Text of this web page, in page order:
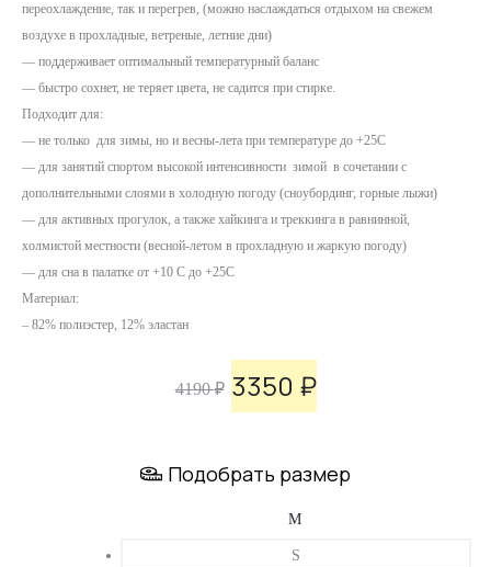
переохлаждение, так и перегрев, (можно наслаждаться отдыхом на свежем
воздухе в прохладные, ветреные, летние дни)
— поддерживает оптимальный температурный баланс
— быстро сохнет, не теряет цвета, не садится при стирке.
Подходит для:
— не только для зимы, но и весны-лета при температуре до +25С
— для занятий спортом высокой интенсивности зимой в сочетании с
дополнительными слоями в холодную погоду (сноубординг, горные лыжи)
— для активных прогулок, а также хайкинга и треккинга в равнинной,
холмистой местности (весной-летом в прохладную и жаркую погоду)
— для сна в палатке от +10 С до +25C
Материал:
– 82% полиэстер, 12% эластан
4190₽ Первоначальная
составляла
4190 ₽.
3350 ₽Текущая
3350 ₽.
Подобрать размер
S